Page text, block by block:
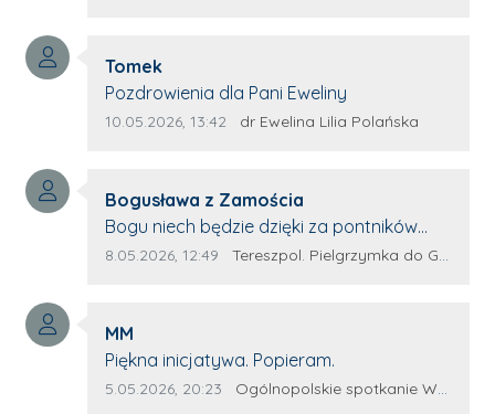
Autor komentarza:
Tomek
Treść komentarza:
Pozdrowienia dla Pani Eweliny
Data dodania komentarza:
10.05.2026, 13:42 Źródło komentarza:
dr Ewelina Lilia Polańska
Autor komentarza:
Bogusława z Zamościa
Treść komentarza:
Bogu niech będzie dzięki za pontników
Terespola Wyglądają jak kolorowe ptaki
siły. Wsteczny że z innych parafii dojadą
potnicy. Wszystko w wolność dzieci
Bożych - Amen Maryjo prowadź nas
Data dodania komentarza:
8.05.2026, 12:49 Źródło komentarza:
Tereszpol. Pielgrzymka do Górecka Kościelnego
Autor komentarza:
MM
Treść komentarza:
Piękna inicjatywa. Popieram.
Data dodania komentarza:
5.05.2026, 20:23 Źródło komentarza:
Ogólnopolskie spotkanie Wojowników Maryi w Leżajsku